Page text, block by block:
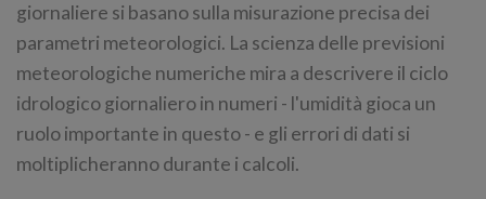
giornaliere si basano sulla misurazione precisa dei
parametri meteorologici. La scienza delle previsioni
meteorologiche numeriche mira a descrivere il ciclo
idrologico giornaliero in numeri - l'umidità gioca un
ruolo importante in questo - e gli errori di dati si
moltiplicheranno durante i calcoli.